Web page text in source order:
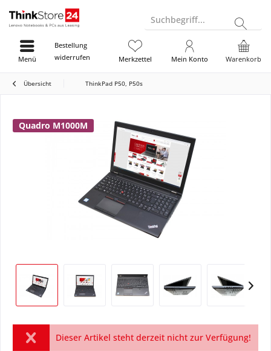
Suchbegriff...
Bestellung
widerrufen
Warenkorb
Merkzettel Mein Konto
Menü
Übersicht ThinkPad P50, P50s
Quadro M1000M
Dieser Artikel steht derzeit nicht zur Verfügung!